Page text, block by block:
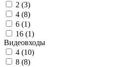
2 (3)
4 (8)
6 (1)
16 (1)
Видеовходы
4 (10)
8 (8)